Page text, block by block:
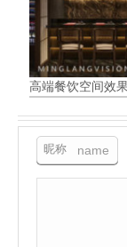
高端餐饮空间效
昵称